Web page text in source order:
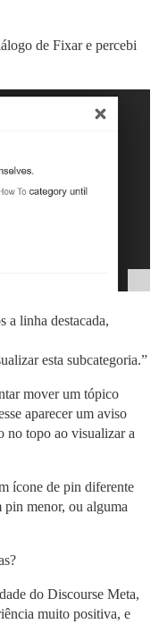
de Fixar e percebi
a linha destacada,
esta subcategoria.”
mover um tópico
aparecer um aviso
no topo ao visualizar a
ícone de pin diferente
pin menor, ou alguma
do Discourse Meta,
muito positiva, e